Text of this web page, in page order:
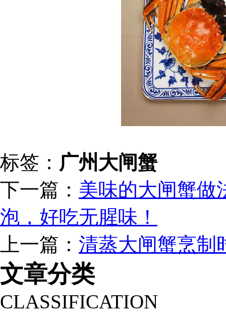
标签： 广州大闸蟹
下一篇： 美味的大闸蟹做
泡，好吃无腥味！
上一篇： 清蒸大闸蟹烹制
文章分类
CLASSIFICATION